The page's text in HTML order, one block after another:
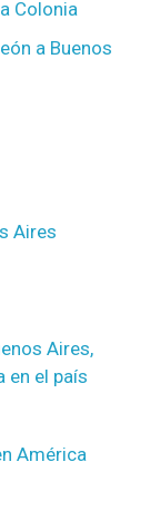
Colonia
a Buenos
Aires
Aires,
en el país
América